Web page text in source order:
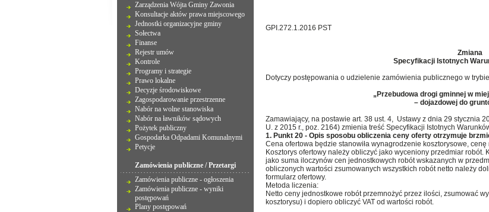
Zarządzenia Wójta Gminy Zawonia
Konsultacje aktów prawa miejscowego
Jednostki organizacyjne gminy
Sołectwa
Finanse
Rejestr umów
Kontrole
Programy i strategie
Prawo lokalne
Decyzje środowiskowe
Zagospodarowanie przestrzenne
Nabór na wolne stanowiska
Nabór na ławników sądowych
Pożytek publiczny
Gospodarka Odpadami Komunalnymi
Petycje
Zamówienia publiczne / Przetargi
Zamówienia publiczne - ogłoszenia
Zamówienia publiczne - wyniki
postępowań
Plany postępowań
GPI.272.1.2016 PST
Zmiana
Specyfikacji Istotnych
Dotyczy postępowania o udzielenie zamówienia publicznego w
„Przebudowa drogi gminnej w
– dojazdowej do
Zamawiający, na postawie art. 38 ust. 4, Ustawy z dnia 29 stycznia
U. z 2015 r., poz. 2164) zmienia treść Specyfikacji Istotnych
1. Punkt 20 - Opis sposobu obliczenia ceny oferty otrzymuje
Cena ofertowa będzie stanowiła wynagrodzenie kosztorysowe,
Kosztorys ofertowy należy obliczyć jako wyceniony przedmiar
jako suma iloczynów cen jednostkowych robót wskazanych w
obliczonych wartości zsumowanych wszystkich robót netto należy
formularz ofertowy.
Metoda liczenia:
Netto ceny jednostkowe robót przemnożyć przez ilości, zsumować
kosztorysu) i dopiero obliczyć VAT od wartości robót.